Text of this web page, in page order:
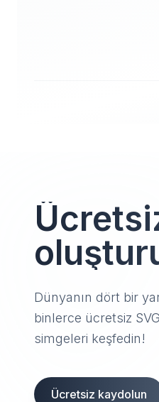
Dünyanın dört bir
binlerce ücretsiz
simgeleri keşfedin!
Ücretsiz kaydolun